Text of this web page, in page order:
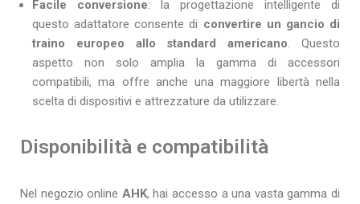
Facile conversione: la progettazione intelligente di
questo adattatore consente di convertire un gancio di
traino europeo allo standard americano. Questo
aspetto non solo amplia la gamma di accessori
compatibili, ma offre anche una maggiore libertà nella
scelta di dispositivi e attrezzature da utilizzare.
Disponibilità e compatibilità
Nel negozio online AHK, hai accesso a una vasta gamma di